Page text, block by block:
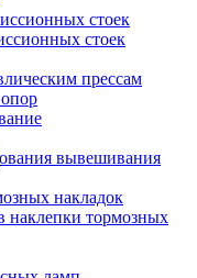
стоек
стоек
прессам
вывешивания
накладок
наклепки тормозных